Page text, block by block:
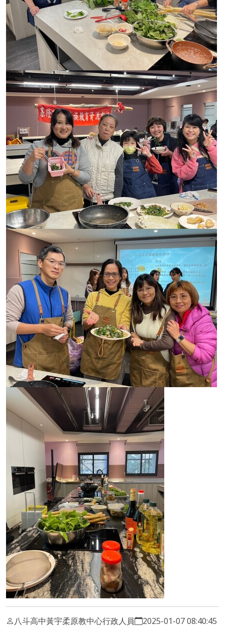
八斗高中黃宇柔原教中心行政人員 2025-01-07 08:40:45